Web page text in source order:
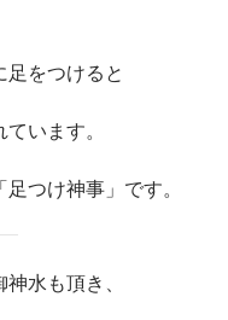
をつけると
います。
つけ神事」です。
水も頂き、